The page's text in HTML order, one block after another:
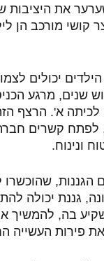
את היציבות
קושי מורכב הן
יכולים
שנים, מרגע
לכיתה א'. הרצף
לפתח קשרים
ונינוח.
הגננות,
6. לראשונה, גננת יכולה
3, להשקיע בה,
פירות העשייה